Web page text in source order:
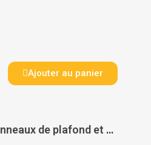
Ajouter au panier
Suspente pour panneaux de plafond et mur - DOMARINE